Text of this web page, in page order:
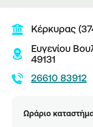
Κέρκυρας
Ευγενίου
49131
26610 83912
Ωράριο